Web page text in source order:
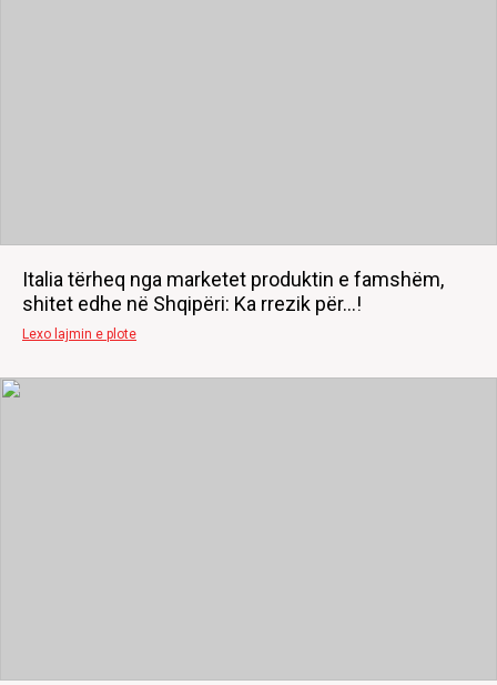
Italia tërheq nga marketet produktin e famshëm,
shitet edhe në Shqipëri: Ka rrezik për...!
Lexo lajmin e plote